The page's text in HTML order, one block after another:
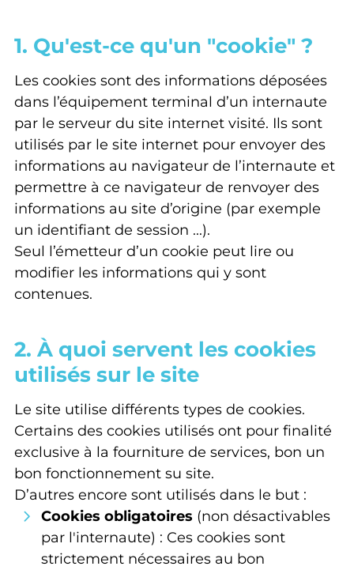
1. Qu'est-ce qu'un "cookie" ?
Les cookies sont des informations déposées
dans l’équipement terminal d’un internaute
par le serveur du site internet visité. Ils sont
utilisés par le site internet pour envoyer des
informations au navigateur de l’internaute et
permettre à ce navigateur de renvoyer des
informations au site d’origine (par exemple
un identifiant de session ...).
Seul l’émetteur d’un cookie peut lire ou
modifier les informations qui y sont
contenues.
2. À quoi servent les cookies
utilisés sur le site
Le site utilise différents types de cookies.
Certains des cookies utilisés ont pour finalité
exclusive à la fourniture de services, bon un
bon fonctionnement su site.
D’autres encore sont utilisés dans le but :
Cookies obligatoires (non désactivables
par l'internaute) : Ces cookies sont
strictement nécessaires au bon